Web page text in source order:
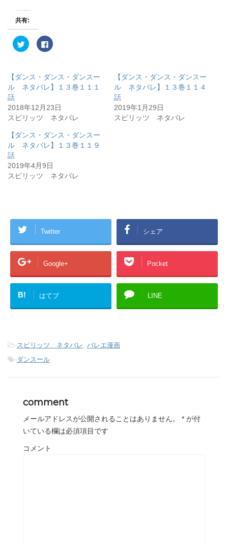
共有:
ク
リ
T
w
i
t
e
r
で
有
新
ウ
ィ
ン
す
)
F
a
o
o
k
で
有
す
る
に
ク
リ
ッ
て
く
だ
ウ
ン
ウ
で
き
す
【ダンス・ダンス・ダンスー
ル ネタバレ】１３巻１１１
話
2018年12月23日
スピリッツ ネタバレ
【ダンス・ダンス・ダンスー
ル ネタバレ】１３巻１１４
話
2019年1月29日
スピリッツ ネタバレ
【ダンス・ダンス・ダンスー
ル ネタバレ】１３巻１１９
話
2019年4月9日
スピリッツ ネタバレ
Twitter シェア
Google+ Pocket
B! はてブ LINE
-スピリッツ ネタバレ, バレエ漫画
-ダンスール
comment
メールアドレスが公開されることはありません。 * が付
いている欄は必須項目です
コメント